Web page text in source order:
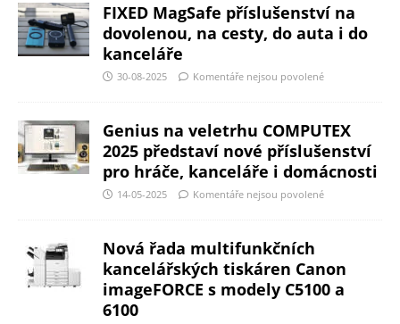
FIXED MagSafe příslušenství na
dovolenou, na cesty, do auta i do
kanceláře
30-08-2025 Komentáře nejsou povolené
Genius na veletrhu COMPUTEX
2025 představí nové příslušenství
pro hráče, kanceláře i domácnosti
14-05-2025 Komentáře nejsou povolené
Nová řada multifunkčních
kancelářských tiskáren Canon
imageFORCE s modely C5100 a
6100